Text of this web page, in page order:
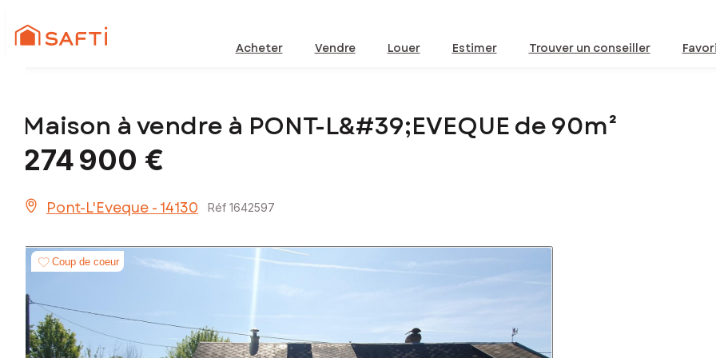
Acheter Vendre Louer Estimer Trouver un conseiller
Maison à vendre à PONT-L&#39;EVEQUE de 90m²
274 900 €
Pont-L'Eveque - 14130 Réf 1642597
Coup de coeur